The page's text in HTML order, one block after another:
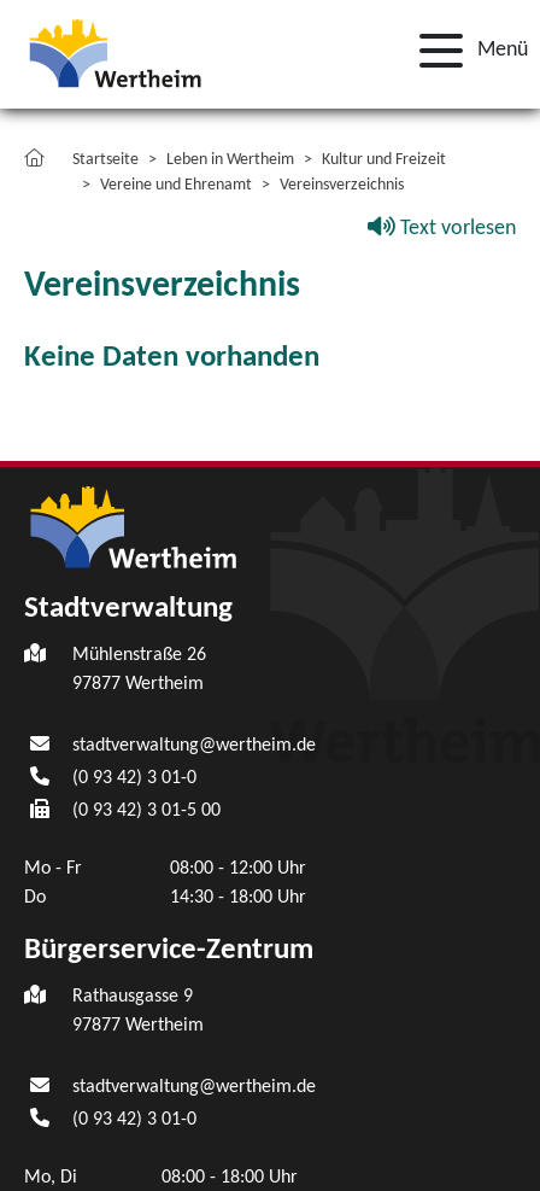
Menü
Startseite Leben in Wertheim
Kultur und Freizeit
Vereine und Ehrenamt
Vereinsverzeichnis
Text vorlesen
Vereinsverzeichnis
Keine Daten vorhanden
Stadtverwaltung
Mühlenstraße 26
97877 Wertheim
stadtverwaltung@wertheim.de
(0 93 42) 3 01-0
(0 93 42) 3 01-5 00
Mo - Fr
08:00 - 12:00 Uhr
Do
14:30 - 18:00 Uhr
Bürgerservice-Zentrum
Rathausgasse 9
97877 Wertheim
stadtverwaltung@wertheim.de
(0 93 42) 3 01-0
Mo, Di
08:00 - 18:00 Uhr